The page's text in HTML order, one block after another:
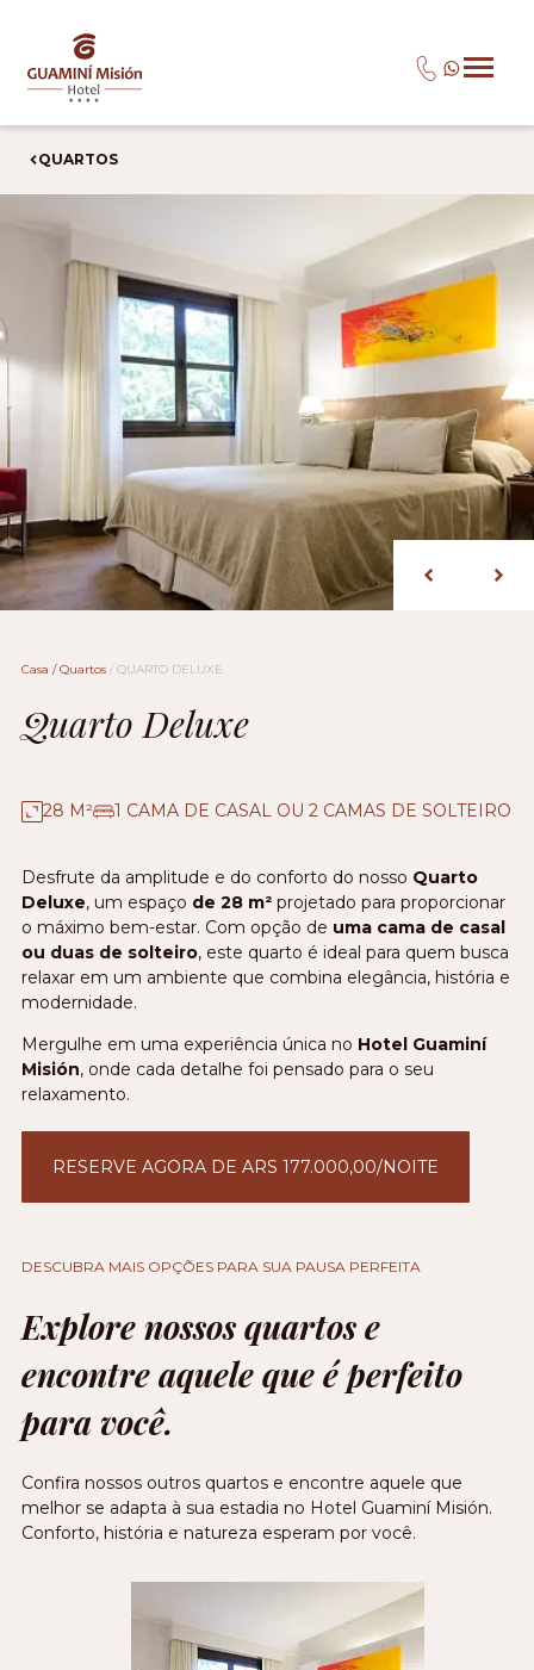
QUARTOS
Casa /Quartos /QUARTO DELUXE
Quarto Deluxe
28 M² 1 CAMA DE CASAL OU 2 CAMAS DE SOLTEIRO
Desfrute da amplitude e do conforto do nosso Quarto
Deluxe, um espaço de 28 m² projetado para proporcionar
o máximo bem-estar. Com opção de uma cama de casal
ou duas de solteiro, este quarto é ideal para quem busca
relaxar em um ambiente que combina elegância, história e
modernidade.
Mergulhe em uma experiência única no Hotel Guaminí
Misión, onde cada detalhe foi pensado para o seu
relaxamento.
RESERVE AGORA DE ARS 177.000,00/NOITE
DESCUBRA MAIS OPÇÕES PARA SUA PAUSA PERFEITA
Explore nossos quartos e
encontre aquele que é perfeito
para você.
Confira nossos outros quartos e encontre aquele que
melhor se adapta à sua estadia no Hotel Guaminí Misión.
Conforto, história e natureza esperam por você.